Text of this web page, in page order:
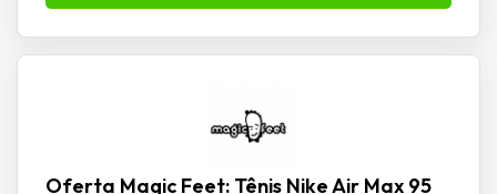
Oferta Magic Feet: Tênis Nike Air Max 95